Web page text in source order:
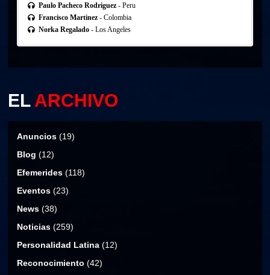
Paulo Pacheco Rodriguez- Peru
Francisco Martinez- Colombia
Norka Regalado- Los Angeles
ELARCHIVO
Anuncios (19)
Blog (12)
Efemerides (118)
Eventos (23)
News (38)
Noticias (259)
Personalidad Latina (12)
Reconocimiento (42)